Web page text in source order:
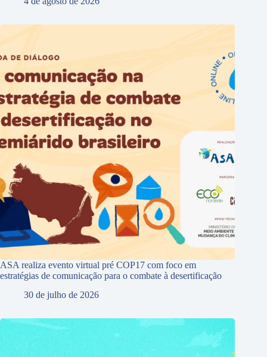
ASA realiza evento virtual pré COP17 com foco em
estratégias de comunicação para o combate à desertificação
30 de julho de 2026